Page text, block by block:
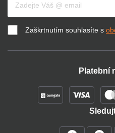
Zaškrtnutím souhlasíte s
Platební